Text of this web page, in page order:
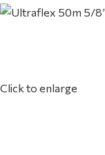
Click to enlarge